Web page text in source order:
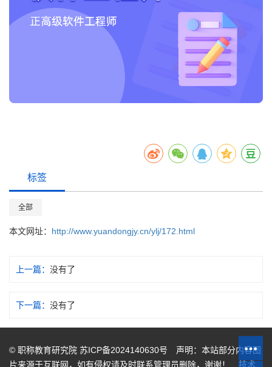
标签
全部
本文网址： http://www.yuandongjy.cn/ylj/172.html
上一篇： 没有了
下一篇： 没有了
© 职称教育研究院 苏ICP备2024140630号 声明：本站部分内容图
片来源于互联网，如有侵权请及时联系管理员删除，谢谢！ 技术